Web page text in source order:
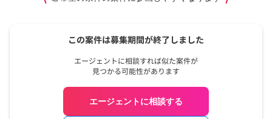
エージェントに相談する